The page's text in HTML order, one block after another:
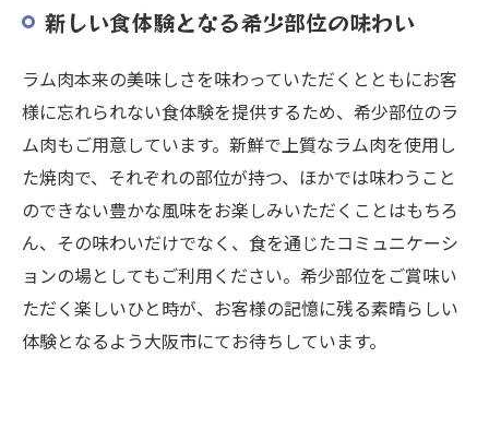
新しい食体験となる希少部位の味わい
ラム肉本来の美味しさを味わっていただくとともにお客
様に忘れられない食体験を提供するため、希少部位のラ
ム肉もご用意しています。新鮮で上質なラム肉を使用し
た焼肉で、それぞれの部位が持つ、ほかでは味わうこと
のできない豊かな風味をお楽しみいただくことはもちろ
ん、その味わいだけでなく、食を通じたコミュニケーシ
ョンの場としてもご利用ください。希少部位をご賞味い
ただく楽しいひと時が、お客様の記憶に残る素晴らしい
体験となるよう大阪市にてお待ちしています。